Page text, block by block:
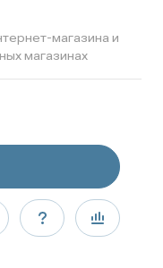
магазина и
магазинах